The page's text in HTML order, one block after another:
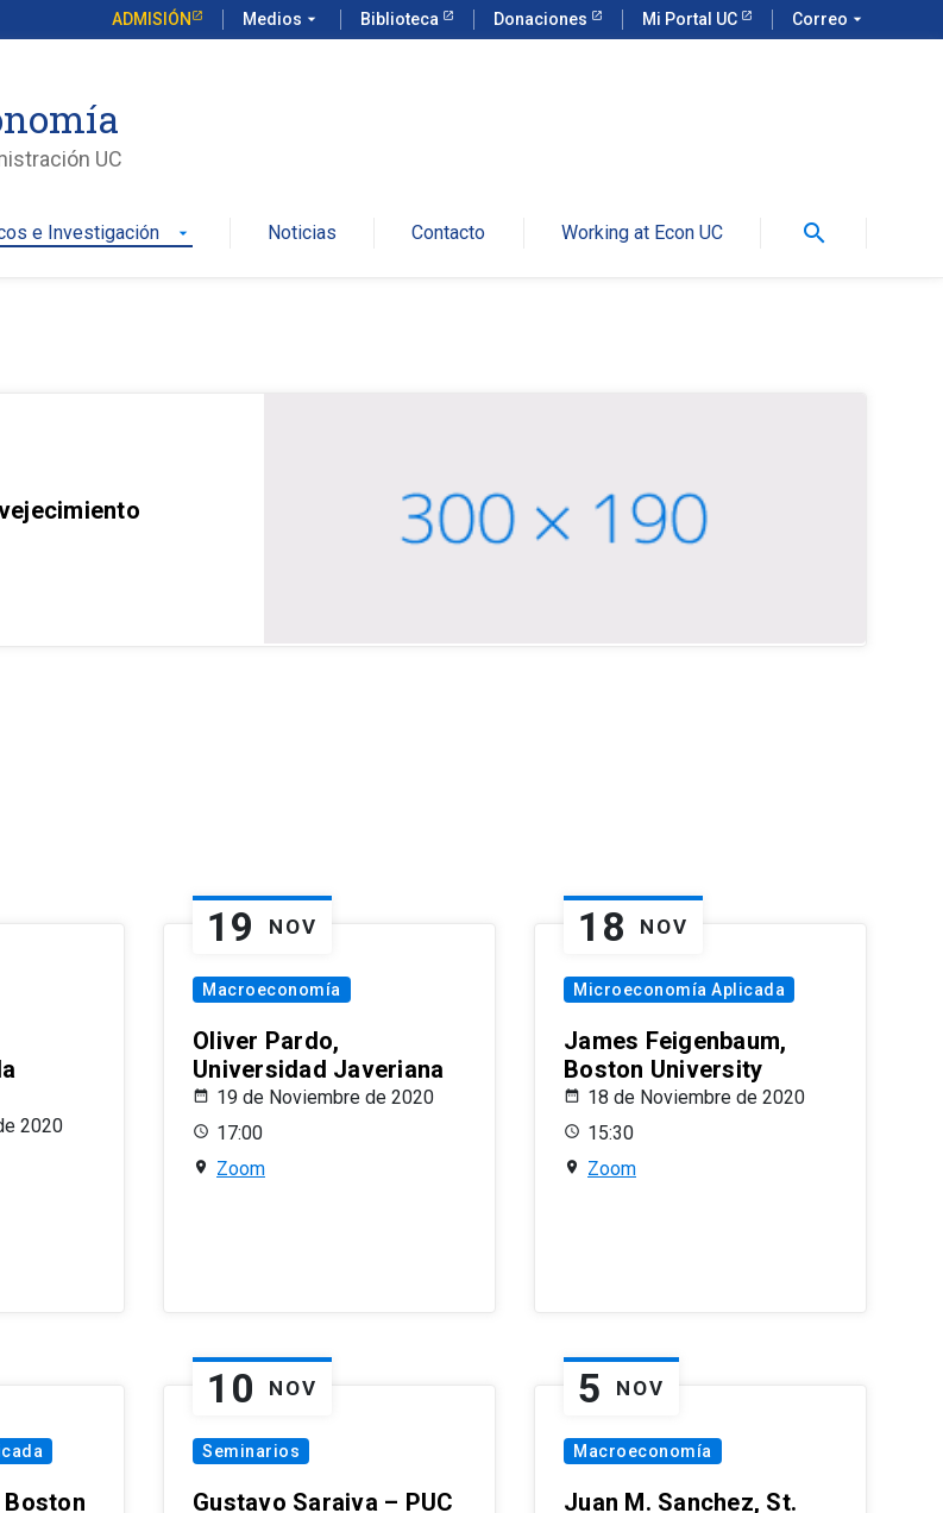
ADMISIÓN Medios arrow_drop_down Biblioteca Donaciones Mi Portal UC Correo arrow_drop_down
UC
e Investigación arrow_drop_down Noticias Contacto Working at Econ UC search
2020
19 NOV
Macroeconomía
Oliver Pardo,
Universidad Javeriana
19 de Noviembre de 2020
17:00
Zoom
18 NOV
Microeconomía Aplicada
James Feigenbaum,
Boston University
18 de Noviembre de 2020
15:30
Zoom
Boston
10 NOV
Seminarios
Gustavo Saraiva – PUC
5 NOV
Macroeconomía
Juan M. Sanchez, St.